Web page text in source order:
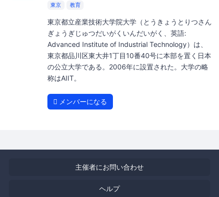
東京 教育
東京都立産業技術大学院大学（とうきょうとりつさん
ぎょうぎじゅつだいがくいんだいがく、英語:
Advanced Institute of Industrial Technology）は、
東京都品川区東大井1丁目10番40号に本部を置く日本
の公立大学である。2006年に設置された。大学の略
称はAIIT。
メンバーになる
主催者にお問い合わせ
ヘルプ